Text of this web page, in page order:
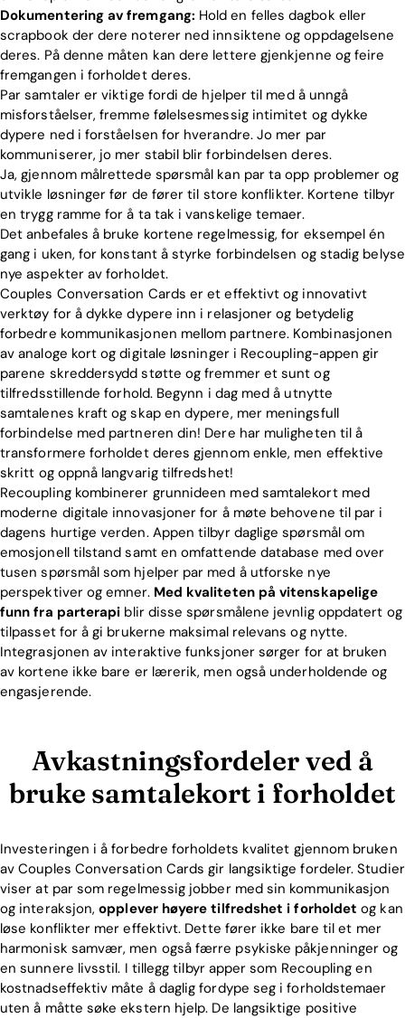
Dokumentering av fremgang: Hold en felles dagbok eller
scrapbook der dere noterer ned innsiktene og oppdagelsene
deres. På denne måten kan dere lettere gjenkjenne og feire
fremgangen i forholdet deres.
Par samtaler er viktige fordi de hjelper til med å unngå
misforståelser, fremme følelsesmessig intimitet og dykke
dypere ned i forståelsen for hverandre. Jo mer par
kommuniserer, jo mer stabil blir forbindelsen deres.
Ja, gjennom målrettede spørsmål kan par ta opp problemer og
utvikle løsninger før de fører til store konflikter. Kortene tilbyr
en trygg ramme for å ta tak i vanskelige temaer.
Det anbefales å bruke kortene regelmessig, for eksempel én
gang i uken, for konstant å styrke forbindelsen og stadig belyse
nye aspekter av forholdet.
Couples Conversation Cards er et effektivt og innovativt
verktøy for å dykke dypere inn i relasjoner og betydelig
forbedre kommunikasjonen mellom partnere. Kombinasjonen
av analoge kort og digitale løsninger i Recoupling-appen gir
parene skreddersydd støtte og fremmer et sunt og
tilfredsstillende forhold. Begynn i dag med å utnytte
samtalenes kraft og skap en dypere, mer meningsfull
forbindelse med partneren din! Dere har muligheten til å
transformere forholdet deres gjennom enkle, men effektive
skritt og oppnå langvarig tilfredshet!
Recoupling kombinerer grunnideen med samtalekort med
moderne digitale innovasjoner for å møte behovene til par i
dagens hurtige verden. Appen tilbyr daglige spørsmål om
emosjonell tilstand samt en omfattende database med over
tusen spørsmål som hjelper par med å utforske nye
perspektiver og emner. Med kvaliteten på vitenskapelige
funn fra parterapi blir disse spørsmålene jevnlig oppdatert og
tilpasset for å gi brukerne maksimal relevans og nytte.
Integrasjonen av interaktive funksjoner sørger for at bruken
av kortene ikke bare er lærerik, men også underholdende og
engasjerende.
Avkastningsfordeler ved å
bruke samtalekort i forholdet
Investeringen i å forbedre forholdets kvalitet gjennom bruken
av Couples Conversation Cards gir langsiktige fordeler. Studier
viser at par som regelmessig jobber med sin kommunikasjon
og interaksjon,opplever høyere tilfredshet i forholdet og kan
løse konflikter mer effektivt. Dette fører ikke bare til et mer
harmonisk samvær, men også færre psykiske påkjenninger og
en sunnere livsstil. I tillegg tilbyr apper som Recoupling en
kostnadseffektiv måte å daglig fordype seg i forholdstemaer
uten å måtte søke ekstern hjelp. De langsiktige positive